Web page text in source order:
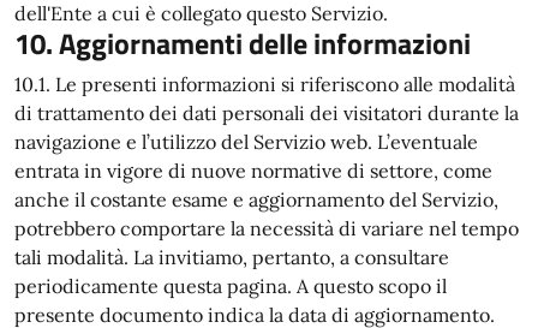
dell'Ente a cui è collegato questo Servizio.
10. Aggiornamenti delle informazioni
10.1. Le presenti informazioni si riferiscono alle modalità
di trattamento dei dati personali dei visitatori durante la
navigazione e l’utilizzo del Servizio web. L’eventuale
entrata in vigore di nuove normative di settore, come
anche il costante esame e aggiornamento del Servizio,
potrebbero comportare la necessità di variare nel tempo
tali modalità. La invitiamo, pertanto, a consultare
periodicamente questa pagina. A questo scopo il
presente documento indica la data di aggiornamento.